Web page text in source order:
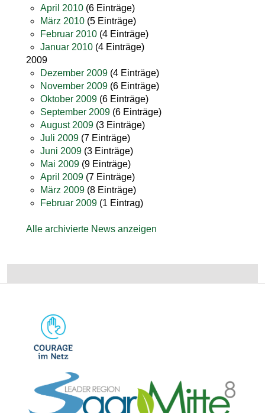
April 2010 (6 Einträge)
März 2010 (5 Einträge)
Februar 2010 (4 Einträge)
Januar 2010 (4 Einträge)
2009
Dezember 2009 (4 Einträge)
November 2009 (6 Einträge)
Oktober 2009 (6 Einträge)
September 2009 (6 Einträge)
August 2009 (3 Einträge)
Juli 2009 (7 Einträge)
Juni 2009 (3 Einträge)
Mai 2009 (9 Einträge)
April 2009 (7 Einträge)
März 2009 (8 Einträge)
Februar 2009 (1 Eintrag)
Alle archivierte News anzeigen